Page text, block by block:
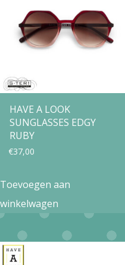
HAVE A LOOK
SUNGLASSES EDGY
RUBY
€37,00
Toevoegen aan
winkelwagen